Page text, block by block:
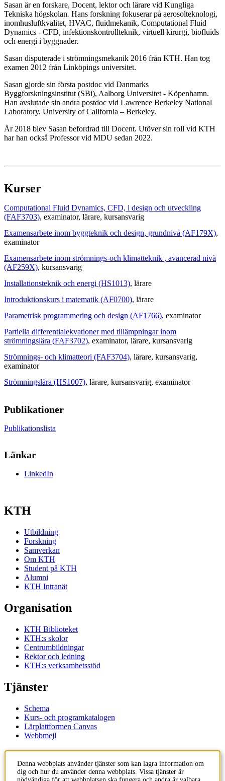
Sasan är en forskare, Docent, lektor och lärare vid Kungliga
Tekniska högskolan. Hans forskning fokuserar på aerosolteknologi,
inomhusluftkvalitet, HVAC, fluidmekanik, Computational Fluid
Dynamics - CFD, infektionskontrollteknik, virtuell kirurgi, biofluids
och energi i byggnader.
Sasan disputerade i strömningsmekanik 2016 från KTH. Han tog
examen 2012 från Linköpings universitet.
Sasan gjorde sin första postdoc vid Danmarks
Byggforskningsinstitut (SBi), Aalborg Universitet - Köpenhamn.
Han avslutade sin andra postdoc vid Lawrence Berkeley National
Laboratory, University of California – Berkeley.
År 2018 blev Sasan befordrad till Docent. Utöver sin roll vid KTH
har han också Professor vid MDU sedan 2022.
Kurser
Computational Fluid Dynamics, CFD, i design och utveckling
(FAF3703), examinator, lärare, kursansvarig
Examensarbete inom byggteknik och design, grundnivå (AF179X),
examinator
Examensarbete inom strömnings-och klimatteknik , avancerad nivå
(AF259X), kursansvarig
Installationsteknik och energi (HS1013), lärare
Introduktionskurs i matematik (AF0700), lärare
Parametrisk programmering och design (AF1766), examinator
Partiella differentialekvationer med tillämpningar inom
strömningslära (FAF3702), examinator, lärare, kursansvarig
Strömnings- och klimatteori (FAF3704), lärare, kursansvarig,
examinator
Strömningslära (HS1007), lärare, kursansvarig, examinator
Publikationer
Publikationslista
Länkar
LinkedIn
KTH
Utbildning
Forskning
Samverkan
Om KTH
Student på KTH
Alumni
KTH Intranät
Organisation
KTH Biblioteket
KTH:s skolor
Centrumbildningar
Rektor och ledning
KTH:s verksamhetsstöd
Tjänster
Schema
Kurs- och programkatalogen
Lärplattformen Canvas
Webbmejl
Kontakt
KTH
Denna webbplats använder tjänster som kan lagra information om
dig och hur du använder denna webbplats. Vissa tjänster är